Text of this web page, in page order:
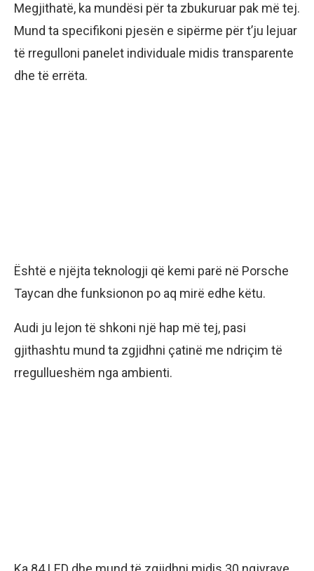
Megjithatë, ka mundësi për ta zbukuruar pak më tej.
Mund ta specifikoni pjesën e sipërme për t’ju lejuar
të rregulloni panelet individuale midis transparente
dhe të errëta.
Është e njëjta teknologji që kemi parë në Porsche
Taycan dhe funksionon po aq mirë edhe këtu.
Audi ju lejon të shkoni një hap më tej, pasi
gjithashtu mund ta zgjidhni çatinë me ndriçim të
rregullueshëm nga ambienti.